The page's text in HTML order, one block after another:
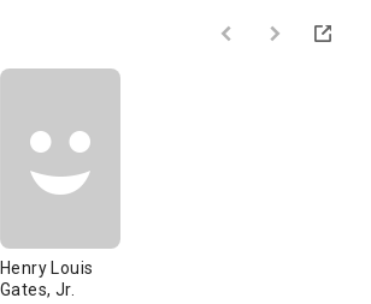
Henry Louis
Gates, Jr.